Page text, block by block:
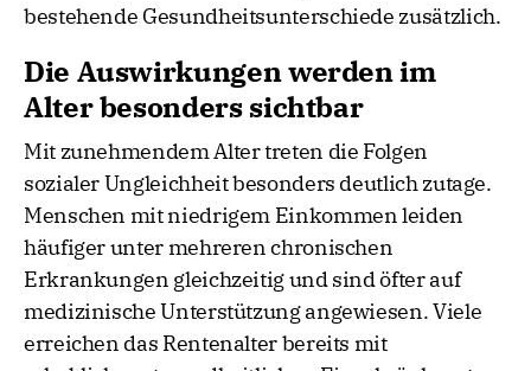
bestehende Gesundheitsunterschiede zusätzlich.
Die Auswirkungen werden im
Alter besonders sichtbar
Mit zunehmendem Alter treten die Folgen
sozialer Ungleichheit besonders deutlich zutage.
Menschen mit niedrigem Einkommen leiden
häufiger unter mehreren chronischen
Erkrankungen gleichzeitig und sind öfter auf
medizinische Unterstützung angewiesen. Viele
erreichen das Rentenalter bereits mit